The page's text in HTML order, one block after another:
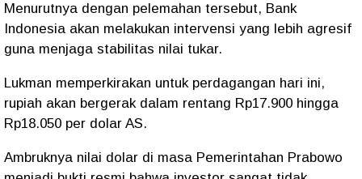
Menurutnya dengan pelemahan tersebut, Bank
Indonesia akan melakukan intervensi yang lebih agresif
guna menjaga stabilitas nilai tukar.
Lukman memperkirakan untuk perdagangan hari ini,
rupiah akan bergerak dalam rentang Rp17.900 hingga
Rp18.050 per dolar AS.
Ambruknya nilai dolar di masa Pemerintahan Prabowo